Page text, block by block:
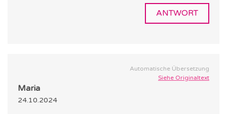
ANTWORT
Automatische Übersetzung
Siehe Originaltext
Maria
24.10.2024